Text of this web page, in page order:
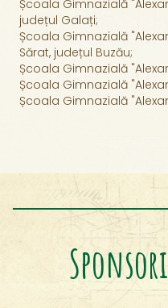
Școala Gimnazială
județul Galați;
Școala Gimnazială
Sărat, județul Buzău;
Școala Gimnazială
Școala Gimnazială
Școala Gimnazială